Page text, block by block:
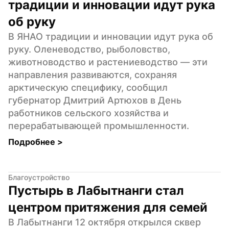
традиции и инновации идут рука
об руку
В ЯНАО традиции и инновации идут рука об
руку. Оленеводство, рыболовство,
животноводство и растениеводство — эти
направления развиваются, сохраняя
арктическую специфику, сообщил
губернатор Дмитрий Артюхов в День
работников сельского хозяйства и
перерабатывающей промышленности.
Подробнее >
Благоустройство
Пустырь в Лабытнанги стал
центром притяжения для семей
В Лабытнанги 12 октября открылся сквер